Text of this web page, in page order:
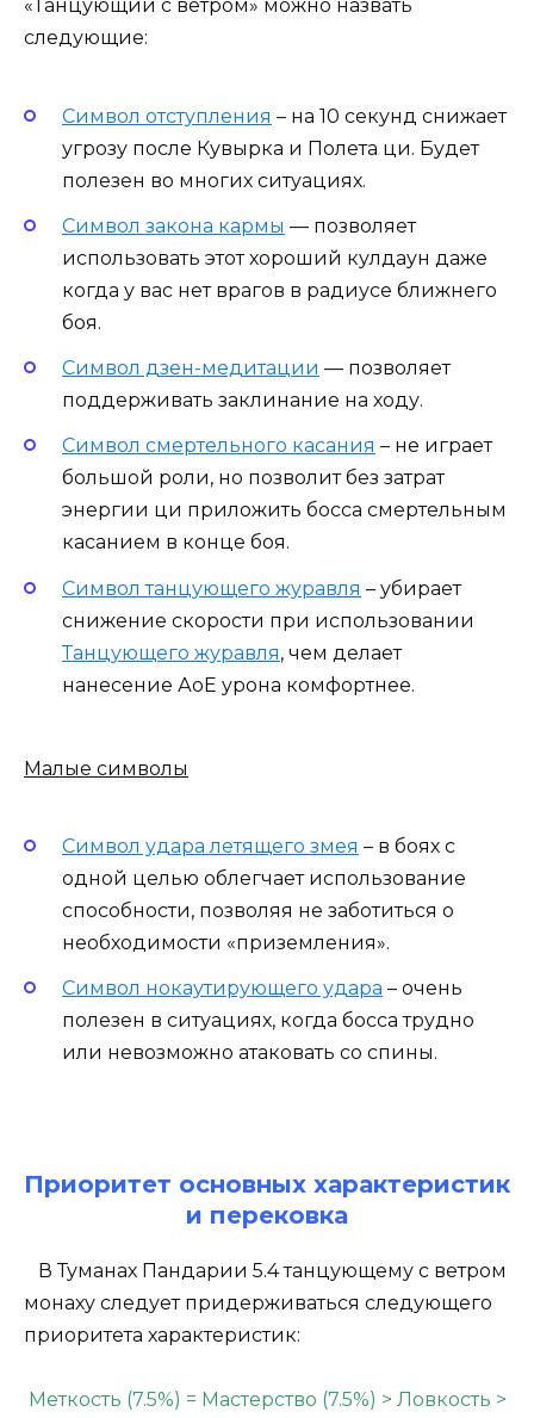
«Танцующий с ветром» можно назвать
следующие:
Символ отступления – на 10 секунд снижает
угрозу после Кувырка и Полета ци. Будет
полезен во многих ситуациях.
Символ закона кармы — позволяет
использовать этот хороший кулдаун даже
когда у вас нет врагов в радиусе ближнего
боя.
Символ дзен-медитации — позволяет
поддерживать заклинание на ходу.
Символ смертельного касания – не играет
большой роли, но позволит без затрат
энергии ци приложить босса смертельным
касанием в конце боя.
Символ танцующего журавля – убирает
снижение скорости при использовании
Танцующего журавля, чем делает
нанесение АоЕ урона комфортнее.
Малые символы
Символ удара летящего змея – в боях с
одной целью облегчает использование
способности, позволяя не заботиться о
необходимости «приземления».
Символ нокаутирующего удара – очень
полезен в ситуациях, когда босса трудно
или невозможно атаковать со спины.
Приоритет основных характеристик
и перековка
В Туманах Пандарии 5.4 танцующему с ветром
монаху следует придерживаться следующего
приоритета характеристик:
Меткость (7.5%) = Мастерство (7.5%) > Ловкость >